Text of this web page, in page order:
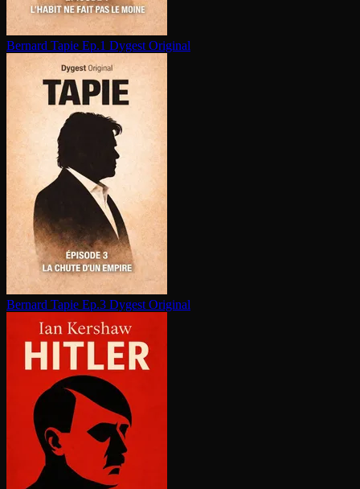
Bernard Tapie Ep.1 Dygest Original
Bernard Tapie Ep.3 Dygest Original